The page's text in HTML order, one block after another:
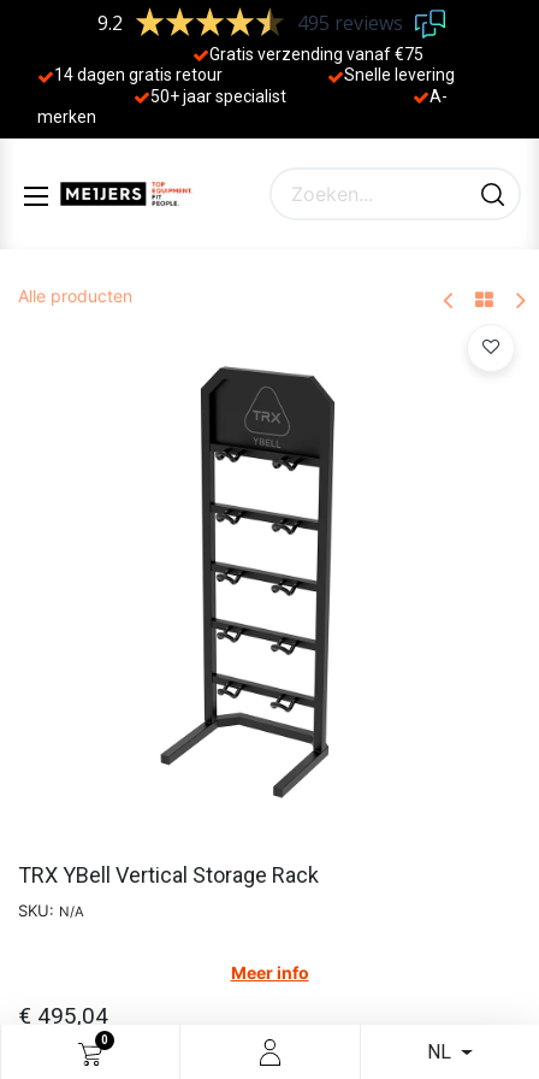
0
NL
9.2 495 reviews
Gratis verzending vanaf €75
14 dagen gratis retour
Sne lle levering
50+ jaar specialist
A-
merken
Alle producten
TRX YBell Vertical Storage Rack
SKU: N/A
Meer info
€ 495,04